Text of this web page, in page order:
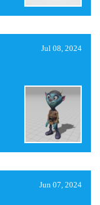
Jul 08, 2024
Jun 07, 2024